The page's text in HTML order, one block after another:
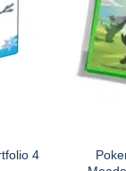
4